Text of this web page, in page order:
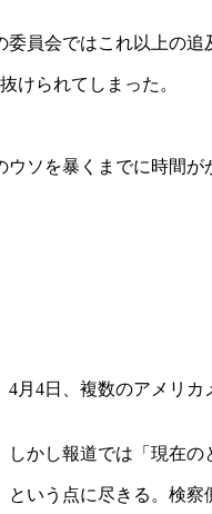
員会ではこれ以上の追
けられてしまった。
ソを暴くまでに時間
月4日、複数のアメリ
かし報道では「現在の
いう点に尽きる。検